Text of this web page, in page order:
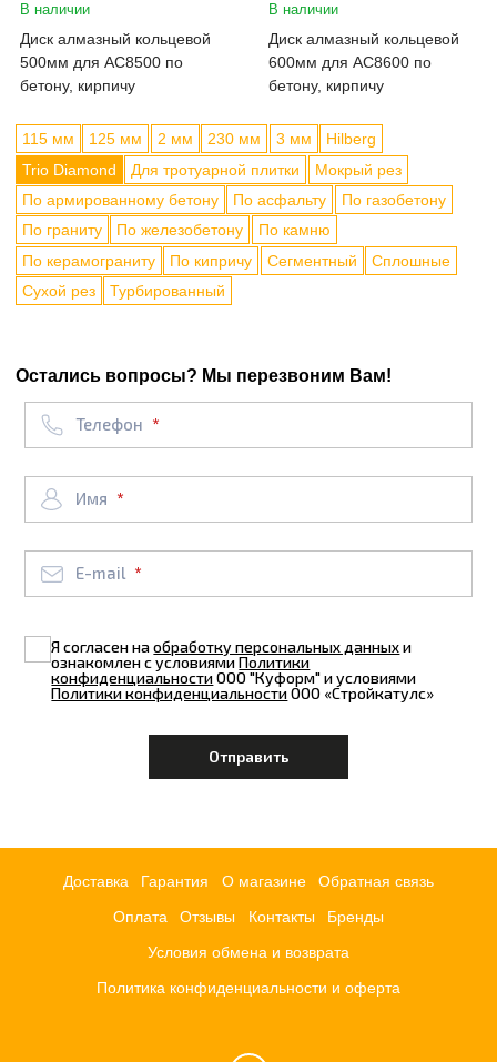
В наличии
Диск алмазный кольцевой
500мм для AC8500 по
бетону, кирпичу
В наличии
Диск алмазный кольцевой
600мм для AC8600 по
бетону, кирпичу
115 мм 125 мм 2 мм 230 мм 3 мм
Hilberg
Trio Diamond
Для тротуарной плитки
Мокрый рез
По армированному бетону
По асфальту
По газобетону
По граниту
По железобетону
По камню
По керамограниту
По кипричу Сегментный
Сплошные
Сухой рез
Турбированный
Остались вопросы? Мы перезвоним Вам!
Телефон
Имя
E-mail
Я согласен наобработку персональных данныхи
ознакомлен с условиямиПолитики
конфиденциальностиООО "Куформ" и условиями
Политики конфиденциальностиООО «Стройкатулс»
Доставка Гарантия О магазине Обратная связь
Оплата Отзывы Контакты Бренды
Условия обмена и возврата
Политика конфиденциальности и оферта